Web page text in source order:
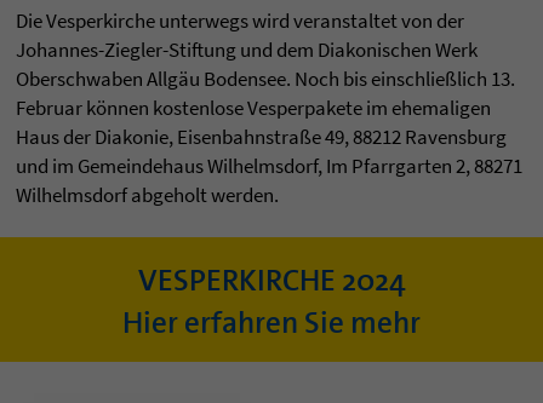
Die Vesperkirche unterwegs wird veranstaltet von der
Johannes-Ziegler-Stiftung und dem Diakonischen Werk
Oberschwaben Allgäu Bodensee. Noch bis einschließlich 13.
Februar können kostenlose Vesperpakete im ehemaligen
Haus der Diakonie, Eisenbahnstraße 49, 88212 Ravensburg
und im Gemeindehaus Wilhelmsdorf, Im Pfarrgarten 2, 88271
Wilhelmsdorf abgeholt werden.
VESPERKIRCHE 2024
Hier erfahren Sie mehr